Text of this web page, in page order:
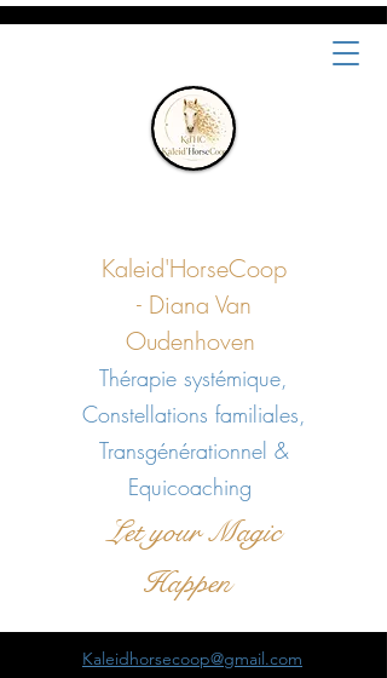
Kaleid'HorseCoop
-Diana Van
Oudenhoven
Thérapie systémique,
Constellations familiales,
Transgénérationnel &
Equicoaching
Let your Magic
Happen
Kaleidhorsecoop@gmail.com